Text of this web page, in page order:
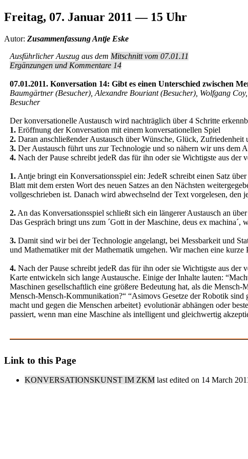
Freitag, 07. Januar 2011 — 15 Uhr
Autor: Zusammenfassung Antje Eske
Ausführlicher Auszug aus dem Mitschnitt vom 07.01.11
Ergänzungen und Kommentare 14
07.01.2011. Konversation 14: Gibt es einen Unterschied zwischen
Baumgärtner (Besucher), Alexandre Bouriant (Besucher), Wolfgang
Besucher
Der konversationelle Austausch wird nachträglich über 4 Schritte
1. Eröffnung der Konversation mit einem konversationellen Spiel
2. Daran anschließender Austausch über Wünsche, Glück,
3. Der Austausch führt uns zur Technologie und so nähern wir uns dem
4. Nach der Pause schreibt jedeR das für ihn oder sie Wichtigste aus
1. Antje bringt ein Konversationsspiel ein: JedeR schreibt einen Satz
Blatt mit dem ersten Wort des neuen Satzes an den Nächsten
vollgeschrieben ist. Danach wird abwechselnd der Text vorgelesen, den
2. An das Konversationsspiel schließt sich ein längerer Austausch an
Das Gespräch bringt uns zum ´Gott in der Maschine, deus ex
3. Damit sind wir bei der Technologie angelangt, bei Messbarkeit und
und Mathematiker mit der Mathematik umgehen. Wir machen eine kurze
4. Nach der Pause schreibt jedeR das für ihn oder sie Wichtigste aus
Karte entwickeln sich lange Austausche. Einige der Inhalte lauten:
Maschinen gesellschaftlich eine größere Bedeutung hat, als die
Mensch-Mensch-Kommunikation?“ “Asimovs Gesetze der Robotik sind
macht und gegen die Menschen arbeitet} evolutionär abhängen oder
passiert, wenn man eine Maschine als intelligent und gleichwertig
Link to this Page
KONVERSATIONSKUNST IM ZKM last edited on 14 March